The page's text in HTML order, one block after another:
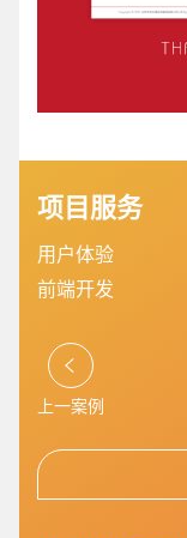
项目服务
用户体验
前端开发
上一案例